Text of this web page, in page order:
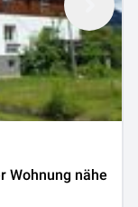
Wohnung nähe